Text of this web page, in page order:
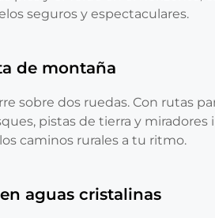
seguros y espectaculares.
de montaña
sobre dos ruedas. Con rutas
pistas de tierra y
caminos rurales a tu ritmo.
aguas cristalinas